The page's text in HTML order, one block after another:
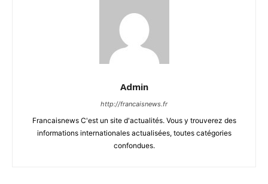
Admin
http://francaisnews.fr
Francaisnews C'est un site d'actualités. Vous y trouverez des
informations internationales actualisées, toutes catégories
confondues.